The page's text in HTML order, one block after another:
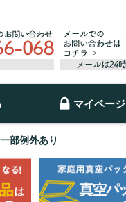
マイページ
部例外あり